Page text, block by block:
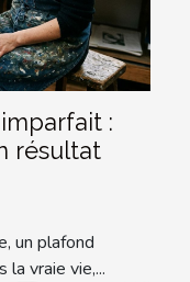
:
résultat
un plafond
la vraie vie,...